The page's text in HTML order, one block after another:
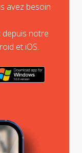
avez besoin
depuis notre
et iOS.